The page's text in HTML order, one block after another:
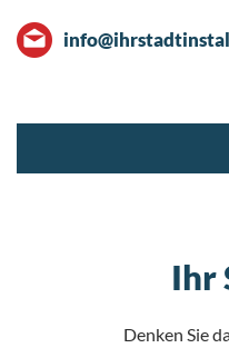
Ihr
Denken Sie